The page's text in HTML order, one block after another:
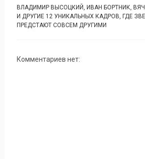
ВЛАДИМИР ВЫСОЦКИЙ, ИВАН БОРТНИК,
И ДРУГИЕ 12 УНИКАЛЬНЫХ КАДРОВ, ГДЕ
ПРЕДСТАЮТ СОВСЕМ ДРУГИМИ
Комментариев нет: